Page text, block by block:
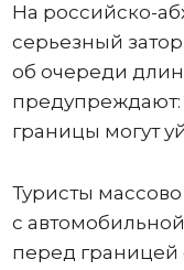
На российско-
серьезный
об очереди
границы могут
Туристы
с
перед границей